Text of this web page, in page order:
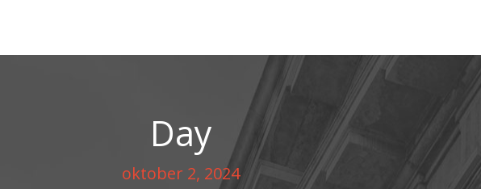
Day
oktober 2, 2024